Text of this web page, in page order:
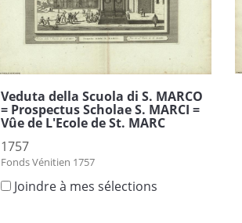
Veduta della Scuola di S. MARCO
= Prospectus Scholae S. MARCI =
Vûe de L'Ecole de St. MARC
1757
Fonds Vénitien 1757
Joindre à mes sélections